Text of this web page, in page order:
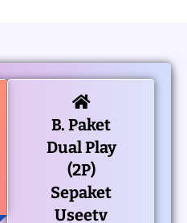
B. Paket
Dual Play
(2P)
Sepaket
Useetv